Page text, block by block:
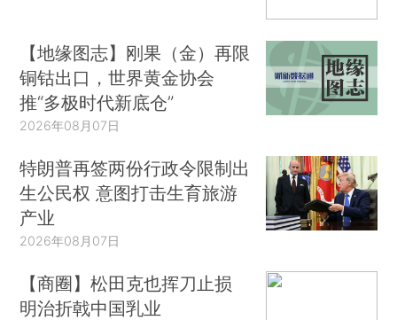
【地缘图志】刚果（金）再限
铜钴出口，世界黄金协会
推“多极时代新底仓”
2026年08月07日
特朗普再签两份行政令限制出
生公民权 意图打击生育旅游
产业
2026年08月07日
【商圈】松田克也挥刀止损
明治折戟中国乳业